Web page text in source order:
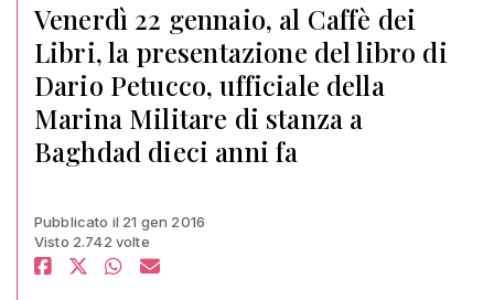
Venerdì 22 gennaio, al Caffè dei
Libri, la presentazione del libro di
Dario Petucco, ufficiale della
Marina Militare di stanza a
Baghdad dieci anni fa
Pubblicato il 21 gen 2016
Visto 2.742 volte